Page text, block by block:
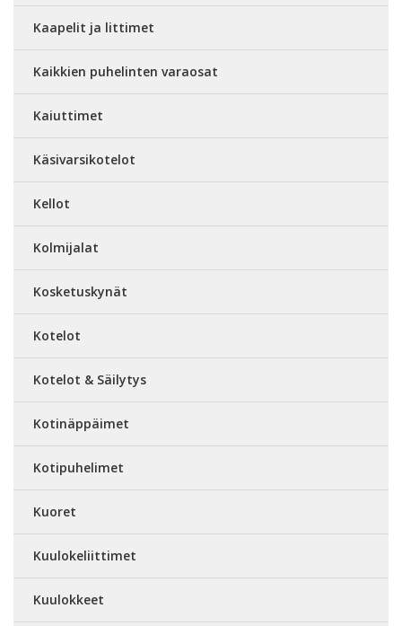
Kaapelit ja littimet
Kaikkien puhelinten varaosat
Kaiuttimet
Käsivarsikotelot
Kellot
Kolmijalat
Kosketuskynät
Kotelot
Kotelot & Säilytys
Kotinäppäimet
Kotipuhelimet
Kuoret
Kuulokeliittimet
Kuulokkeet